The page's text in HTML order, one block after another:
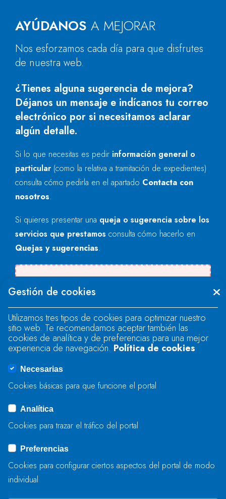
AYÚDANOS A MEJORAR
Nos esforzamos cada día para que disfrutes
de nuestra web.
¿Tienes alguna sugerencia de mejora?
Déjanos un mensaje e indícanos tu correo
electrónico por si necesitamos aclarar
algún detalle.
Si lo que necesitas es pedir información general o
particular (como la relativa a tramitación de expedientes)
consulta cómo pedirla en el apartado Contacta con
nosotros.
Si quieres presentar una queja o sugerencia sobre los
servicios que prestamos consulta cómo hacerlo en
Quejas y sugerencias.
"text".
Se produjo un error al cargar el campo
"text".
Se produjo un error al cargar el campo
ENVIAR
Gestión de cookies
Utilizamos tres tipos de cookies para optimizar nuestro
sitio web. Te recomendamos aceptar también las
cookies de analítica y de preferencias para una mejor
experiencia de navegación. Política de cookies
Necesarias
Cookies básicas para que funcione el portal
Analítica
Cookies para trazar el tráfico del portal
Preferencias
Cookies para configurar ciertos aspectos del portal de modo
individual